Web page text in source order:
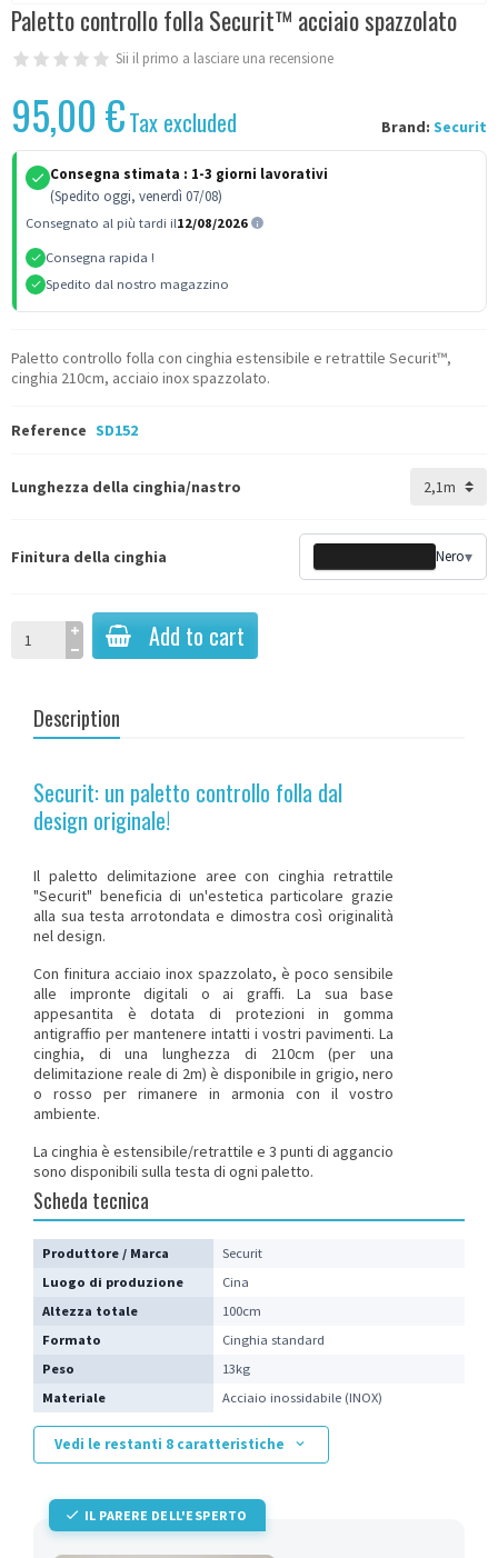
Paletto controllo folla Securit™ acciaio spazzolato
Sii il primo a lasciare una recensione
Brand: Securit
95,00 €Tax excluded
Consegna stimata : 1-3 giorni lavorativi
(Spedito oggi, venerdì 07/08)
Consegnato al più tardi il12/08/2026
Consegna rapida !
Spedito dal nostro magazzino
Paletto controllo folla con cinghia estensibile e retrattile Securit™,
cinghia 210cm, acciaio inox spazzolato.
Reference SD152
Lunghezza della cinghia/nastro
Finitura della cinghia Nero▾
Add to cart
Description
Securit: un paletto controllo folla dal
design originale!
Il paletto delimitazione areecon cinghia retrattile
"Securit" beneficia di un'estetica particolare grazie
alla sua testa arrotondata e dimostra così originalità
nel design.
Con finitura acciaio inox spazzolato, è poco sensibile
alle impronte digitali o ai graffi. La sua base
appesantita è dotata di protezioni in gomma
antigraffio per mantenere intatti i vostri pavimenti. La
cinghia, di una lunghezza di 210cm (per una
delimitazione reale di 2m) è disponibile in grigio, nero
o rosso per rimanere in armonia con il vostro
ambiente.
La cinghia è estensibile/retrattile e 3 punti di aggancio
sono disponibili sulla testa di ogni paletto.
Scheda tecnica
Produttore / Marca
Securit
Luogo di produzione
Cina
Altezza totale
100cm
Formato
Cinghia standard
Peso
13kg
Materiale
Acciaio inossidabile (INOX)
Vedi le restanti 8 caratteristiche
IL PARERE DELL'ESPERTO